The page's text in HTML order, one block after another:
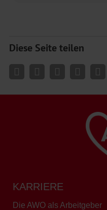
Diese Seite teilen
KARRIERE
Die AWO als Arbeitgeber